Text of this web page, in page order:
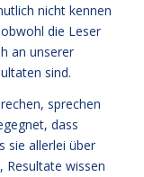
nicht kennen
die Leser
an unserer
sind.
sprechen
dass
sie allerlei über
Resultate wissen